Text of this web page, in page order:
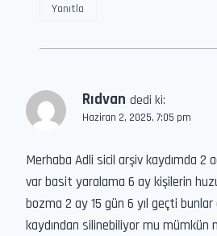
Yanıtla
Rıdvan dedi ki:
Haziran 2, 2025, 7:05 pm
Merhaba Adli sicil arşiv kaydımda 2
var basit yaralama 6 ay kişilerin
bozma 2 ay 15 gün 6 yıl geçti
kaydından silinebiliyor mu mümkün